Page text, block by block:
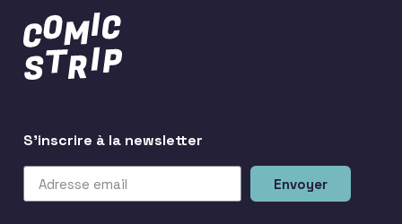
S'inscrire à la newsletter
Envoyer